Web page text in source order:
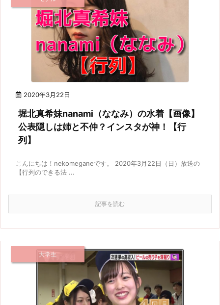
2020年3月22日
堀北真希妹nanami（ななみ）の水着【画像】
公表隠しは姉と不仲？インスタが神！【行
列】
こんにちは！nekomeganeです。 2020年3月22日（日）放送の
【行列のできる法 ...
記事を読む
大学生